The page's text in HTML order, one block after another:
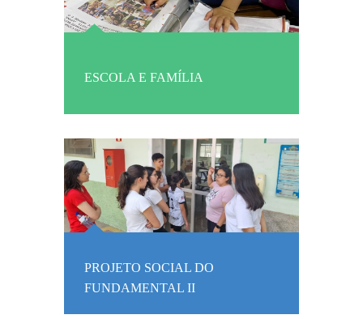
ESCOLA E FAMÍLIA
PROJETO SOCIAL DO
FUNDAMENTAL II